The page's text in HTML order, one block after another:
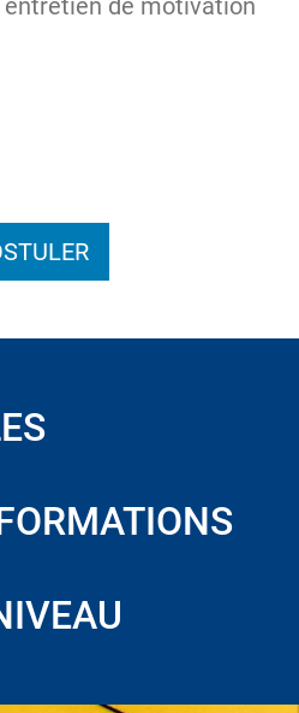
de motivation